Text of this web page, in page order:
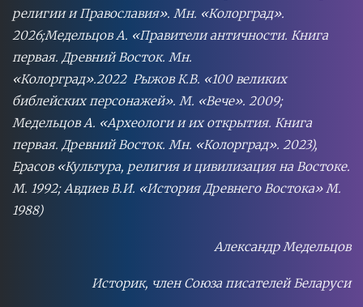
религии и Православия». Мн. «Колорград».
2026;Медельцов А. «Правители античности. Книга
первая. Древний Восток. Мн.
«Колорград».2022 Рыжов К.В. «100 великих
библейских персонажей». М. «Вече». 2009;
Медельцов А. «Археологи и их открытия. Книга
первая. Древний Восток. Мн. «Колорград». 2023),
Ерасов «Культура, религия и цивилизация на Востоке.
М. 1992; Авдиев В.И. «История Древнего Востока» М.
1988)
Александр Медельцов
Историк, член Союза писателей Беларуси